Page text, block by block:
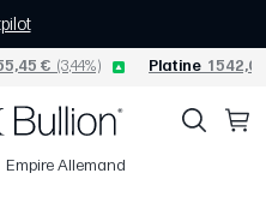
€ (3,44%) Platine 1
Empire Allemand